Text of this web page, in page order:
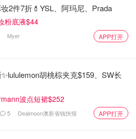
2件7折💄YSL、阿玛尼、Prada
粉底液$44
Myer APP打开
胡桃棕夹克$159、SW长
波点短裙$252
5 Dealmoon澳新省钱快报 APP打开